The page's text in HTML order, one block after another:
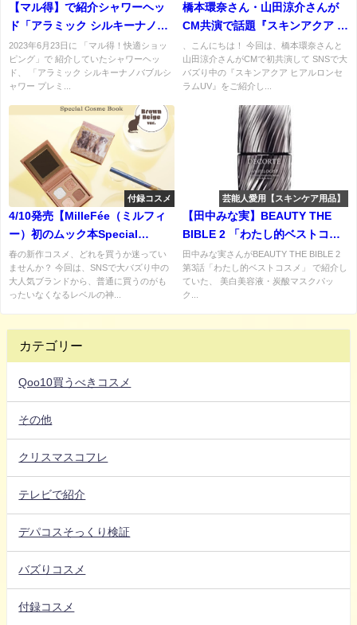
【マル得】で紹介シャワーヘッ
ド「アラミック シルキーナノバ
ブルシャワー プレミアム」 口コ
ミは？
2023年6月23日に 「マル得！快適ショッ
ピング」で 紹介していたシャワーヘッ
ド、 「アラミック シルキーナノバブルシ
ャワー プレミ...
橋本環奈さん・山田涼介さんが
CM共演で話題『スキンアクア ヒ
アルロンセラムUV』でうるおい
UVケアをゲット！【2025年夏プ
チプラ神日焼け止め】
、こんにちは！ 今回は、橋本環奈さんと
山田涼介さんがCMで初共演して SNSで大
バズり中の『スキンアクア ヒアルロンセ
ラムUV』をご紹介し...
付録コスメ
4/10発売【MilleFée（ミルフィ
ー）初のムック本Special
Cosme Book Brown Beige
ver.】を徹底解説！現品3点入り
で『総額4,840円分相当』
春の新作コスメ、どれを買うか迷ってい
ませんか？ 今回は、SNSで大バズり中の
大人気ブランドから、普通に買うのがも
ったいなくなるレベルの神...
芸能人愛用【スキンケア用品】
【田中みな実】BEAUTY THE
BIBLE 2 「わたし的ベストコス
メ」美白美容液・炭酸マスクパ
ック・フェースパウダーなど
田中みな実さんがBEAUTY THE BIBLE 2
第3話「わたし的ベストコスメ」 で紹介し
ていた、 美白美容液・炭酸マスクパッ
ク...
カテゴリー
Qoo10買うべきコスメ
その他
クリスマスコフレ
テレビで紹介
デパコスそっくり検証
バズりコスメ
付録コスメ